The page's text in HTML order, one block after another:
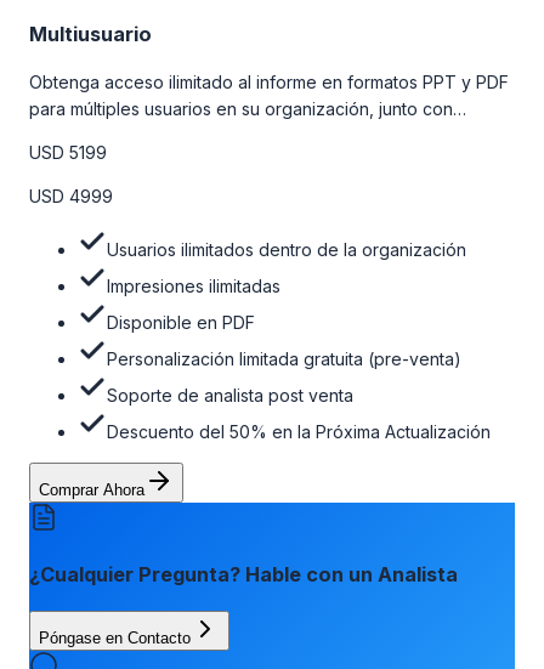
Multiusuario
Obtenga acceso ilimitado al informe en formatos PPT y PDF
para múltiples usuarios en su organización, junto con
venta, el soporte post-venta de nuestros analistas y una
opción de actualización gratuita del informe dentro de 180
la tabla de precios a continuación.
USD 5199
USD 4999
Usuarios ilimitados dentro de la organización
Impresiones ilimitadas
Disponible en PDF
Personalización limitada gratuita (pre-venta)
Soporte de analista post venta
Descuento del 50% en la Próxima Actualización
Comprar Ahora
¿Cualquier Pregunta? Hable con un Analista
Póngase en Contacto